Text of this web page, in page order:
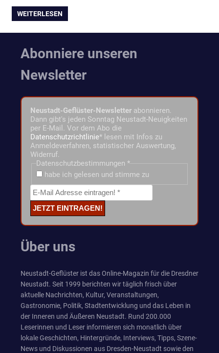
WEITERLESEN
Abonniere unseren
Newsletter
Neustadt-Geflüster-Newsletter abonnieren.
Dann gibt's jeden Sonntag Neustadt-Neuigkeiten
per E-Mail. Vor dem Abo die
Datenschutzrichtlinie* lesen mit Infos zu
Anmeldeverfahren, statistischer Auswertung,
Widerruf.
Datenschutzbestimmungen *
habe ich gelesen und stimme zu
Über uns
Neustadt-Geflüster ist das Online-Magazin für die Dresdner
Neustadt. Seit 1999 berichten wir täglich frisch über
aktuelle Nachrichten, Kultur, Veranstaltungen,
Gastronomie, Politik, Stadtentwicklung und das Leben in
der Inneren und Äußeren Neustadt. Rund 200.000
Leserinnen und Leser informieren sich monatlich über
lokale Geschichten, Hintergründe, Interviews, Tipps, Szene-
News und Diskussionen aus Dresden-Neustadt sowie den